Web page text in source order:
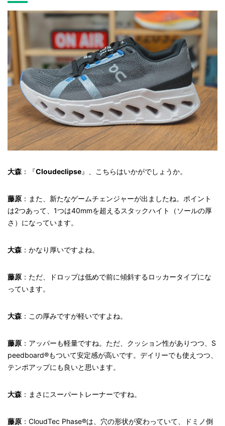
大森 ：『Cloudeclipse』、こちらはいかがでしょうか。
藤原 ：また、新たなゲームチェンジャーが出ましたね。ポイント
は2つあって、1つは40mmを超えるスタックハイト（ソールの厚
さ）になっています。
大森 ：かなり厚いですよね。
藤原 ：ただ、ドロップは低めで前に傾斜するロッカータイプにな
っています。
大森 ：この厚みですが軽いですよね。
藤原 ：アッパーも軽量ですね。ただ、クッション性がありつつ、S
peedboard®もついて安定感が高いです。デイリーでも使えつつ、
テンポアップにも良いと思います。
大森 ：まさにスーパートレーナーですね。
藤原 ：CloudTec Phase®は、穴の形状が変わっていて、ドミノ倒